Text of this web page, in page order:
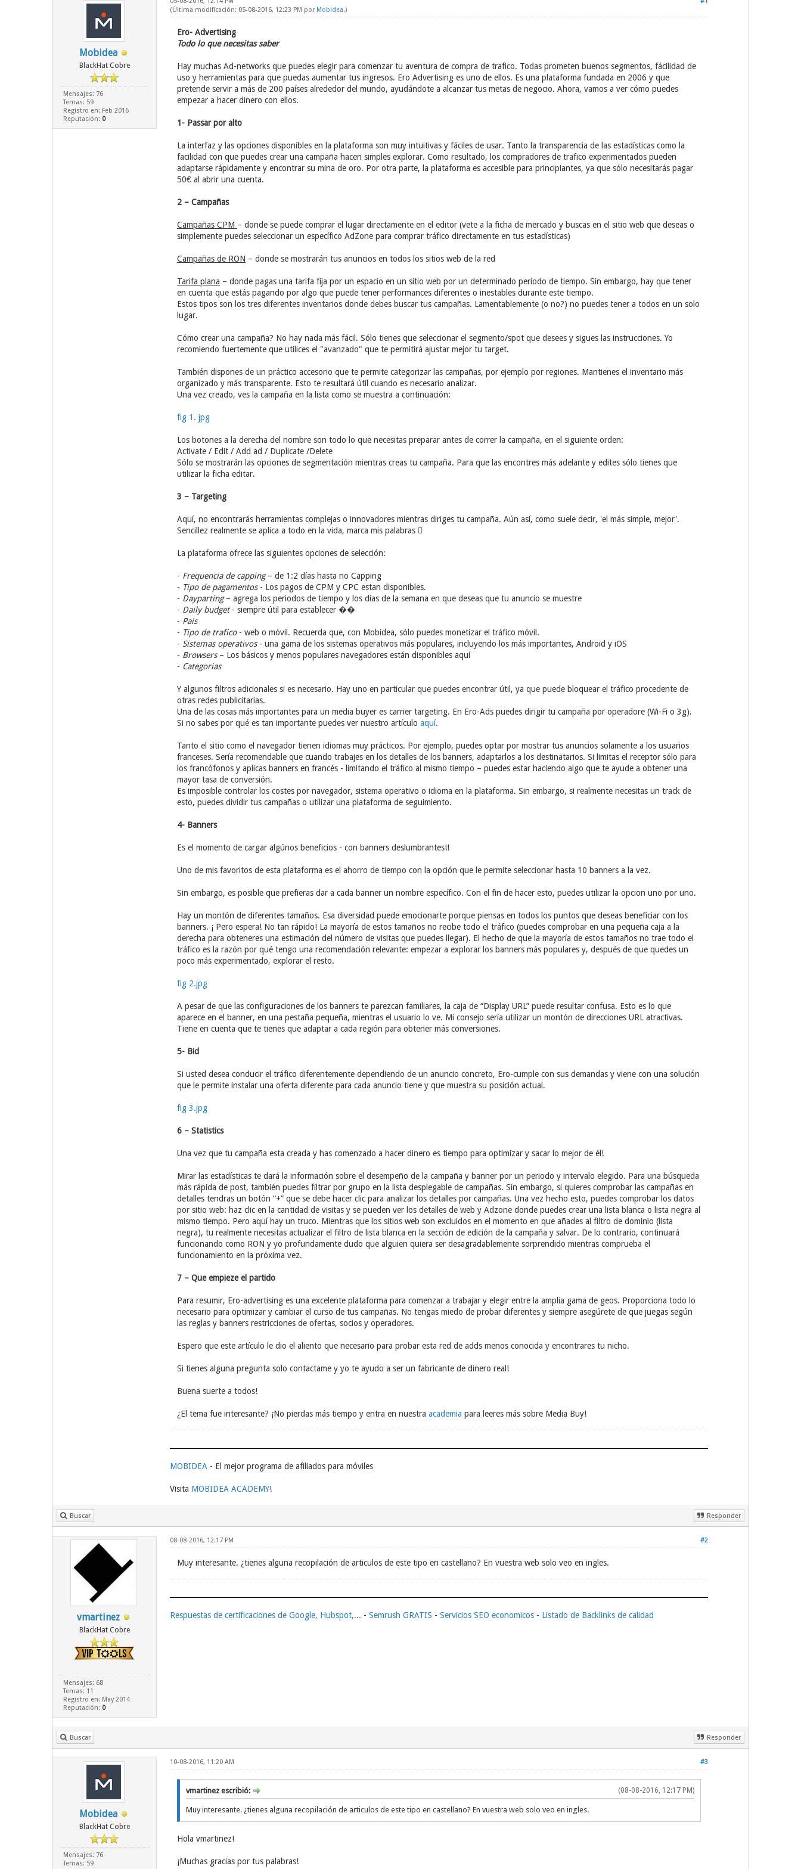
Mobidea
BlackHat Cobre
Mensajes: 76
Temas: 59
Registro en: Feb 2016
Reputación: 0
(Última modificación: 05-08-2016, 12:23 PM por Mobidea.)
Ero- Advertising
Todo lo que necesitas saber
Hay muchas Ad-networks que puedes elegir para comenzar tu aventura de compra de trafico. Todas prometen buenos segmentos, fácilidad de
uso y herramientas para que puedas aumentar tus ingresos. Ero Advertising es uno de ellos. Es una plataforma fundada en 2006 y que
pretende servir a más de 200 países alrededor del mundo, ayudándote a alcanzar tus metas de negocio. Ahora, vamos a ver cómo puedes
empezar a hacer dinero con ellos.
1- Passar por alto
La interfaz y las opciones disponibles en la plataforma son muy intuitivas y fáciles de usar. Tanto la transparencia de las estadísticas como la
facilidad con que puedes crear una campaña hacen simples explorar. Como resultado, los compradores de trafico experimentados pueden
adaptarse rápidamente y encontrar su mina de oro. Por otra parte, la plataforma es accesible para principiantes, ya que sólo necesitarás pagar
50€ al abrir una cuenta.
2 – Campañas
Campañas CPM – donde se puede comprar el lugar directamente en el editor (vete a la ficha de mercado y buscas en el sitio web que deseas o
simplemente puedes seleccionar un específico AdZone para comprar tráfico directamente en tus estadísticas)
Campañas de RON – donde se mostrarán tus anuncios en todos los sitios web de la red
Tarifa plana – donde pagas una tarifa fija por un espacio en un sitio web por un determinado período de tiempo. Sin embargo, hay que tener
en cuenta que estás pagando por algo que puede tener performances diferentes o inestables durante este tiempo.
Estos tipos son los tres diferentes inventarios donde debes buscar tus campañas. Lamentablemente (o no?) no puedes tener a todos en un solo
lugar.
Cómo crear una campaña? No hay nada más fácil. Sólo tienes que seleccionar el segmento/spot que desees y sigues las instrucciones. Yo
recomiendo fuertemente que utilices el "avanzado" que te permitirá ajustar mejor tu target.
También dispones de un práctico accesorio que te permite categorizar las campañas, por ejemplo por regiones. Mantienes el inventario más
organizado y más transparente. Esto te resultará útil cuando es necesario analizar.
Una vez creado, ves la campaña en la lista como se muestra a continuación:
fig 1. jpg
Los botones a la derecha del nombre son todo lo que necesitas preparar antes de correr la campaña, en el siguiente orden:
Activate / Edit / Add ad / Duplicate /Delete
Sólo se mostrarán las opciones de segmentación mientras creas tu campaña. Para que las encontres más adelante y edites sólo tienes que
utilizar la ficha editar.
3 – Targeting
Aquí, no encontrarás herramientas complejas o innovadores mientras diriges tu campaña. Aún así, como suele decir, 'el más simple, mejor'.
Sencillez realmente se aplica a todo en la vida, marca mis palabras 
La plataforma ofrece las siguientes opciones de selección:
- Frequencia de capping– de 1:2 días hasta no Capping
- Tipo de pagamentos- Los pagos de CPM y CPC estan disponibles.
- Dayparting– agrega los periodos de tiempo y los días de la semana en que deseas que tu anuncio se muestre
- Daily budget- siempre útil para establecer ��
- Pais
- Tipo de trafico- web o móvil. Recuerda que, con Mobidea, sólo puedes monetizar el tráfico móvil.
- Sistemas operativos- una gama de los sistemas operativos más populares, incluyendo los más importantes, Android y iOS
- Browsers– Los básicos y menos populares navegadores están disponibles aquí
- Categorias
Y algunos filtros adicionales si es necesario. Hay uno en particular que puedes encontrar útil, ya que puede bloquear el tráfico procedente de
otras redes publicitarias.
Una de las cosas más importantes para un media buyer es carrier targeting. En Ero-Ads puedes dirigir tu campaña por operadore (Wi-Fi o 3g).
Si no sabes por qué es tan importante puedes ver nuestro artículo aquí.
Tanto el sitio como el navegador tienen idiomas muy prácticos. Por ejemplo, puedes optar por mostrar tus anuncios solamente a los usuarios
franceses. Sería recomendable que cuando trabajes en los detalles de los banners, adaptarlos a los destinatarios. Si limitas el receptor sólo para
los francófonos y aplicas banners en francés - limitando el tráfico al mismo tiempo – puedes estar haciendo algo que te ayude a obtener una
mayor tasa de conversión.
Es imposible controlar los costes por navegador, sistema operativo o idioma en la plataforma. Sin embargo, si realmente necesitas un track de
esto, puedes dividir tus campañas o utilizar una plataforma de seguimiento.
4- Banners
Es el momento de cargar algúnos beneficios - con banners deslumbrantes!!
Uno de mis favoritos de esta plataforma es el ahorro de tiempo con la opción que le permite seleccionar hasta 10 banners a la vez.
Sin embargo, es posible que prefieras dar a cada banner un nombre específico. Con el fin de hacer esto, puedes utilizar la opcion uno por uno.
Hay un montón de diferentes tamaños. Esa diversidad puede emocionarte porque piensas en todos los puntos que deseas beneficiar con los
banners. ¡ Pero espera! No tan rápido! La mayoría de estos tamaños no recibe todo el tráfico (puedes comprobar en una pequeña caja a la
derecha para obteneres una estimación del número de visitas que puedes llegar). El hecho de que la mayoría de estos tamaños no trae todo el
tráfico es la razón por qué tengo una recomendación relevante: empezar a explorar los banners más populares y, después de que quedes un
poco más experimentado, explorar el resto.
fig 2.jpg
A pesar de que las configuraciones de los banners te parezcan familiares, la caja de “Display URL” puede resultar confusa. Esto es lo que
aparece en el banner, en una pestaña pequeña, mientras el usuario lo ve. Mi consejo sería utilizar un montón de direcciones URL atractivas.
Tiene en cuenta que te tienes que adaptar a cada región para obtener más conversiones.
5- Bid
Si usted desea conducir el tráfico diferentemente dependiendo de un anuncio concreto, Ero-cumple con sus demandas y viene con una solución
que le permite instalar una oferta diferente para cada anuncio tiene y que muestra su posición actual.
fig 3.jpg
6 – Statistics
Una vez que tu campaña esta creada y has comenzado a hacer dinero es tiempo para optimizar y sacar lo mejor de él!
Mirar las estadísticas te dará la información sobre el desempeño de la campaña y banner por un periodo y intervalo elegido. Para una búsqueda
más rápida de post, también puedes filtrar por grupo en la lista desplegable de campañas. Sin embargo, si quieres comprobar las campañas en
detalles tendras un botón “+” que se debe hacer clic para analizar los detalles por campañas. Una vez hecho esto, puedes comprobar los datos
por sitio web: haz clic en la cantidad de visitas y se pueden ver los detalles de web y Adzone donde puedes crear una lista blanca o lista negra al
mismo tiempo. Pero aquí hay un truco. Mientras que los sitios web son excluidos en el momento en que añades al filtro de dominio (lista
negra), tu realmente necesitas actualizar el filtro de lista blanca en la sección de edición de la campaña y salvar. De lo contrario, continuará
funcionando como RON y yo profundamente dudo que alguien quiera ser desagradablemente sorprendido mientras comprueba el
funcionamiento en la próxima vez.
7 – Que empieze el partido
Para resumir, Ero-advertising es una excelente plataforma para comenzar a trabajar y elegir entre la amplia gama de geos. Proporciona todo lo
necesario para optimizar y cambiar el curso de tus campañas. No tengas miedo de probar diferentes y siempre asegúrete de que juegas según
las reglas y banners restricciones de ofertas, socios y operadores.
Espero que este artículo le dio el aliento que necesario para probar esta red de adds menos conocida y encontrares tu nicho.
Si tienes alguna pregunta solo contactame y yo te ayudo a ser un fabricante de dinero real!
Buena suerte a todos!
¿El tema fue interesante? ¡No pierdas más tiempo y entra en nuestra academia para leeres más sobre Media Buy!
MOBIDEA - El mejor programa de afiliados para móviles
Visita MOBIDEA ACADEMY!
Buscar Responder
vmartinez
BlackHat Cobre
Mensajes: 68
Temas: 11
Registro en: May 2014
Reputación: 0
#2
08-08-2016, 12:17 PM
Muy interesante. ¿tienes alguna recopilación de articulos de este tipo en castellano? En vuestra web solo veo en ingles.
Respuestas de certificaciones de Google, Hubspot,... - Semrush GRATIS - Servicios SEO economicos- Listado de Backlinks de calidad
Buscar Responder
Mobidea
BlackHat Cobre
Mensajes: 76
Temas: 59
#3
10-08-2016, 11:20 AM
(08-08-2016, 12:17 PM)
vmartinez escribió:
Muy interesante. ¿tienes alguna recopilación de articulos de este tipo en castellano? En vuestra web solo veo en ingles.
Hola vmartinez!
¡Muchas gracias por tus palabras!